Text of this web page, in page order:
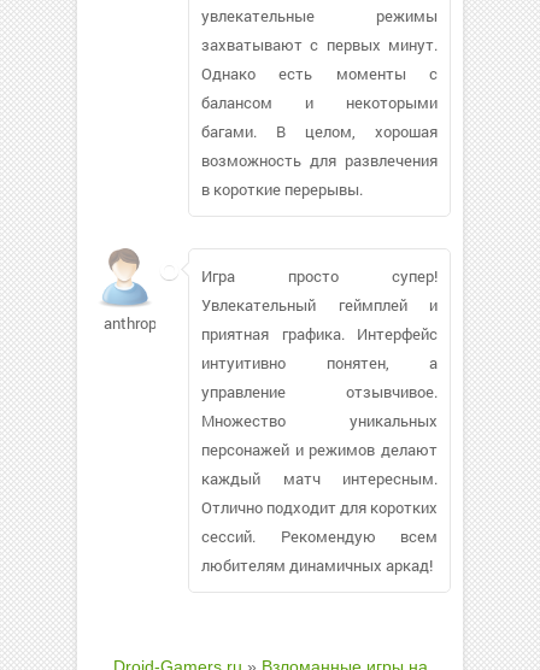
увлекательные режимы
захватывают с первых минут.
Однако есть моменты с
балансом и некоторыми
багами. В целом, хорошая
возможность для развлечения
в короткие перерывы.
anthropos1899
Игра просто супер!
Увлекательный геймплей и
приятная графика. Интерфейс
интуитивно понятен, а
управление отзывчивое.
Множество уникальных
персонажей и режимов делают
каждый матч интересным.
Отлично подходит для коротких
сессий. Рекомендую всем
любителям динамичных аркад!